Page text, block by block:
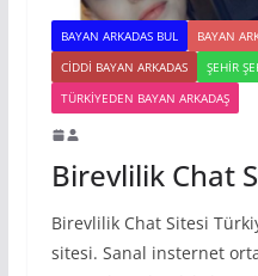
BAYAN ARKADAS BUL
BAYAN
CIDDI BAYAN ARKADAS
ŞEHIR
TÜRKIYEDEN BAYAN ARKADAŞ
Birevlilik Chat
Birevlilik Chat Sitesi
sitesi. Sanal insternet